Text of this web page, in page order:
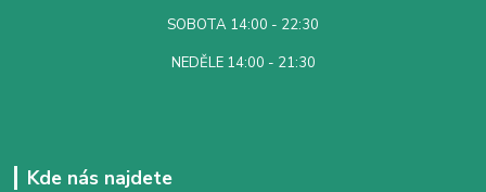
SOBOTA 14:00 - 22:30
NEDĚLE 14:00 - 21:30
Kde nás najdete